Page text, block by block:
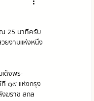
ณ 25 นาทีครับ
ยงามแห่งหนึ่ง
ด็จพระ
๑๙ แห่งกรุง
ฆราช สกล